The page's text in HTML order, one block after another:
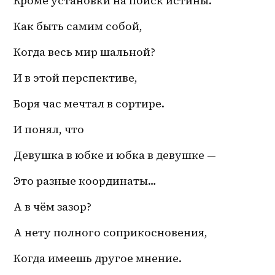
Как быть самим собой,
Когда весь мир шальной?
И в этой перспективе,
Боря час мечтал в сортире.
И понял, что
Девушка в юбке и юбка в девушке —
Это разные координаты…
А в чём зазор?
А нету полного соприкосновения,
Когда имеешь другое мнение.